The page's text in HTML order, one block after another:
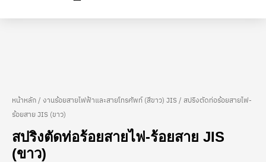
หน้าหลัก / งานร้อยสายไฟฟ้าและสายโทรศัพท์ (สีขาว) JIS / สปริงตัดท่อร้อยสายไฟ-
ร้อยสาย JIS (ขาว)
สปริงตัดท่อร้อยสายไฟ-ร้อยสาย JIS
(ขาว)
Price
range:
จำนวน
ตัด